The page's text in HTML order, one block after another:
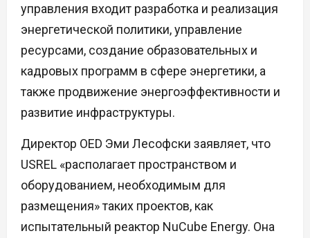
управления входит разработка и реализация
энергетической политики, управление
ресурсами, создание образовательных и
кадровых программ в сфере энергетики, а
также продвижение энергоэффективности и
развитие инфраструктуры.
Директор OED Эми Лесофски заявляет, что
USREL «располагает пространством и
оборудованием, необходимым для
размещения» таких проектов, как
испытательный реактор NuCube Energy. Она